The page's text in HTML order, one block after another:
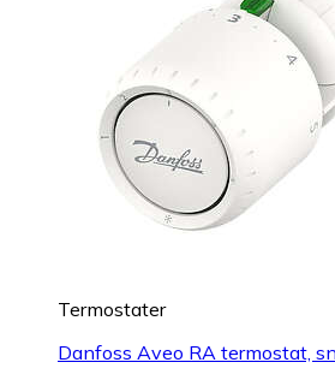
Termostater
Danfoss Aveo RA termostat,